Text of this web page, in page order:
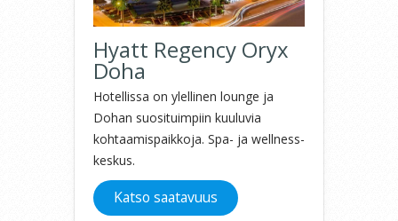
Hyatt Regency Oryx
Doha
Hotellissa on ylellinen lounge ja
Dohan suosituimpiin kuuluvia
kohtaamispaikkoja. Spa- ja wellness-
keskus.
Katso saatavuus